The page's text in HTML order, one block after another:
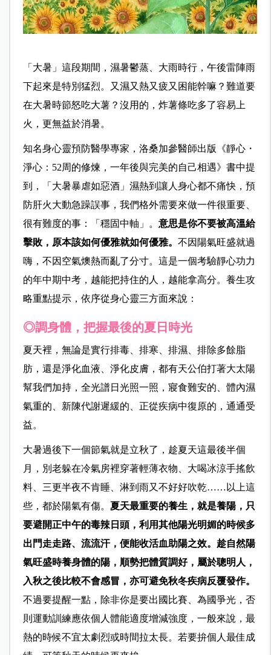
「大暑」這段期間，濕暑鬱蒸、大雨時行，午後雷陣雨
下起來是特別猛烈。又濕又熱又疲又困能幹嘛？難道要
在大暑時節怒吃大薯？沒用的，炸薯條吃多了容易上
火，更無益於消暑。
知名身心靈預防醫學專家，洛桑加參醫師出版《靜心・
淨心：52周的修煉，一年後與完美的自己相遇》書中提
到，「大暑暴虐如惡酒」濕熱到讓人身心都不痛快，預
防肝火大動急躁誤事，我們格外需要來做一件很重要、
很有難度的事：「穩固中軸」。 意思是你不要被高溫給
擊敗，原本該如何優雅就如何優雅。 不因陽氣旺盛就過
嗨，不因空氣燠熱而亂了分寸。這是一個考驗靜心功力
的年中期中考，越能把持住的人，越能拿高分。養生攻
略重點提示，依序從身心靈三方面來說：
◎調身體，把握最後的夏日時光
夏天裡，無論是實行排毒、排寒、排濕、排除多餘脂
肪，還是淨化血液、淨化皮膚，都有天公伯打著大太陽
幫我們加持，全光譜日光照一照，寢食難安的、體內濕
氣重的、新陳代謝遲緩的、正從疾病中復原的，通通受
益。
大暑過後下一個節氣就是立秋了，趁夏天這最後半個
月，別老躲在冷氣房裡穿著輕薄衣物、大喝冰涼手搖飲
料、三更半夜不肯睡、淋到雨又不好好吹乾……以上這
些，都於陽氣有傷。 夏天最重要的養生，就是養陽，只
要避開正中午的毒辣日頭，利用其他陽光明媚的時候多
出門走走路、流流汗，便能收活血助陽之效。趁自然陽
氣旺盛時養身體的陽，順勢把體質調好，屬於聰明人，
入秋之後比較不會感冒，亦可避免秋冬疾病反覆發作。
不過要提醒一點，除非你是要出國比賽、為國爭光，否
則運動訓練應依個人體能適度增減強度，一般來說，最
熱的時候不宜太劇烈或時間拉太長。若要拚個人最佳成